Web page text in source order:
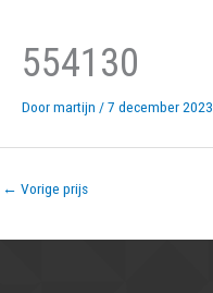
554130
Doormartijn /7 december 2023
← Vorige prijs